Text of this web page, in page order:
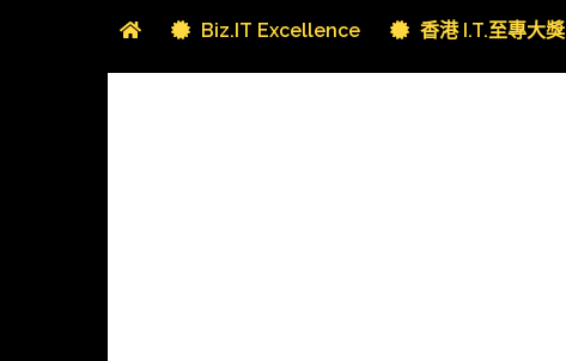
Biz.IT Excellence 香港 I.T.至專大獎